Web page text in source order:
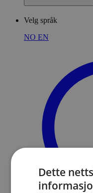
Velg språk
NO EN
Dette